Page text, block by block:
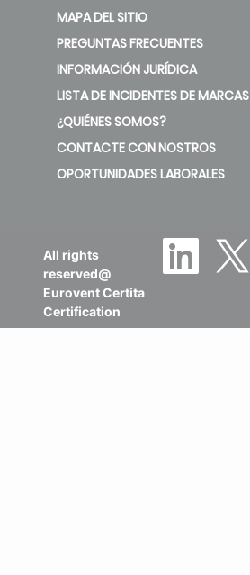
MAPA DEL SITIO
PREGUNTAS FRECUENTES
INFORMACIÓN JURÍDICA
LISTA DE INCIDENTES DE MARCAS
¿QUIÉNES SOMOS?
CONTACTE CON NOSTROS
OPORTUNIDADES LABORALES
All rights
reserved@
Eurovent Certita
Certification